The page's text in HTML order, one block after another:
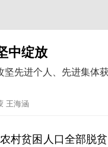
中绽放
先进个人、先进集体
王海涵
村贫困人口全部脱